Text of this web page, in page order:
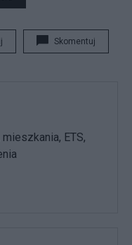
Skomentuj
ETS,